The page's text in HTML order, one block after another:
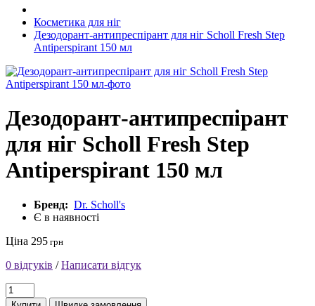
Косметика для ніг
Дезодорант-антипреспірант для ніг Scholl Fresh Step
Antiperspirant 150 мл
Дезодорант-антипреспірант
для ніг Scholl Fresh Step
Antiperspirant 150 мл
Бренд: Dr. Scholl's
Є в наявності
Ціна 295 грн
0 відгуків /Написати відгук